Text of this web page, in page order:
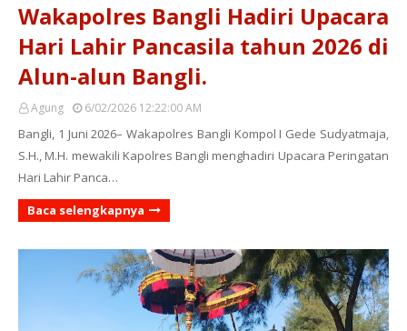
Wakapolres Bangli Hadiri Upacara
Hari Lahir Pancasila tahun 2026 di
Alun-alun Bangli.
Agung 6/02/2026 12:22:00 AM
Bangli, 1 Juni 2026– Wakapolres Bangli Kompol I Gede Sudyatmaja,
S.H., M.H. mewakili Kapolres Bangli menghadiri Upacara Peringatan
Hari Lahir Panca…
Baca selengkapnya